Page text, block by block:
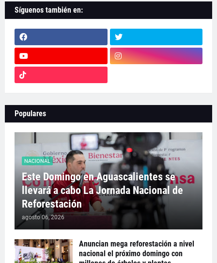
Síguenos también en:
Populares
NACIONAL
Este Domingo en Aguascalientes se
llevará a cabo La Jornada Nacional de
Reforestación
agosto 06, 2026
Anuncian mega reforestación a nivel
nacional el próximo domingo con